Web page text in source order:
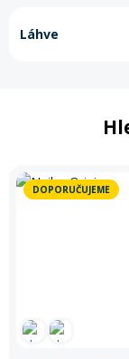
Láhve
DOPORUČUJEME